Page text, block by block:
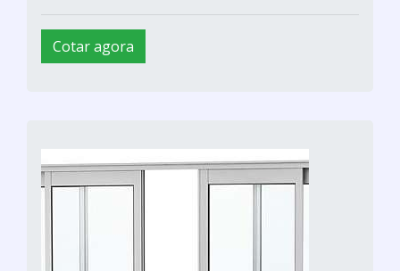
Cotar agora